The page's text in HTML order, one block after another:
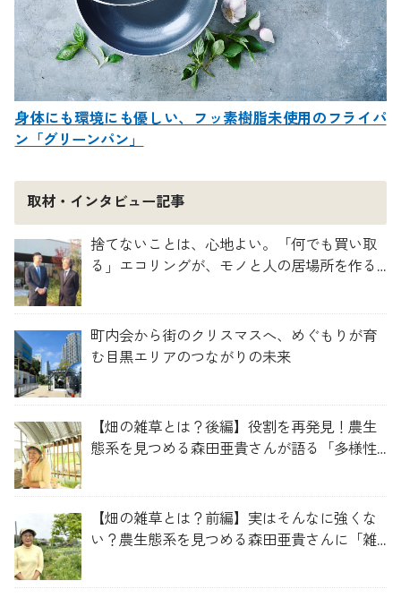
身体にも環境にも優しい、フッ素樹脂未使用のフライパ
ン「グリーンパン」
取材・インタビュー記事
捨てないことは、心地よい。「何でも買い取
る」エコリングが、モノと人の居場所を作る
町内会から街のクリスマスへ、めぐもりが育
む目黒エリアのつながりの未来
【畑の雑草とは？後編】役割を再発見！農生
態系を見つめる森田亜貴さんが語る「多様性
【畑の雑草とは？前編】実はそんなに強くな
い？農生態系を見つめる森田亜貴さんに「雑